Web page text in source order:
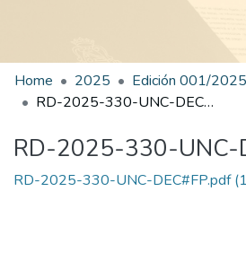
Home 2025
RD-2025-330-UNC-DEC#FP
RD-2025-330-UNC-
RD-2025-330-UNC-DEC#FP.pdf